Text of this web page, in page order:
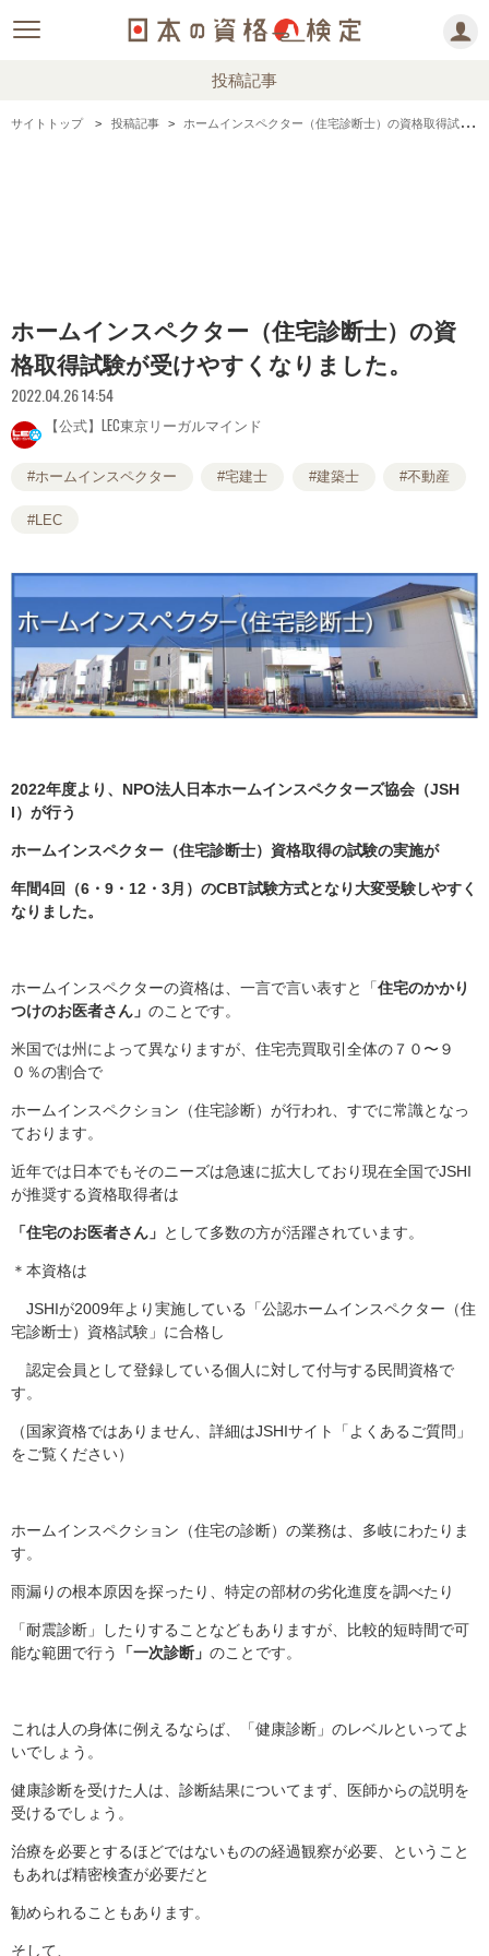
投稿記事
サイトトップ 投稿記事 ホームインスペクター（住宅診断士）の資格取得試験が受けやすくなりました。
ホームインスペクター（住宅診断士）の資
格取得試験が受けやすくなりました。
2022.04.26 14:54
【公式】LEC東京リーガルマインド
#ホームインスペクター #宅建士 #建築士 #不動産
#LEC
​​2022年度より、NPO法人日本ホームインスペクターズ協会（JSH
I）が行う
ホームインスペクター（住宅診断士）資格取得の試験の実施が
年間4回（6・9・12・3月）のCBT試験方式となり大変受験しやすく
なりました。
ホームインスペクターの資格は、一言で言い表すと「住宅のかかり
つけのお医者さん」 のことです。
米国では州によって異なりますが、住宅売買取引全体の７０〜９
０％の割合で
ホームインスペクション（住宅診断）が行われ、すでに常識となっ
ております。
近年では日本でもそのニーズは急速に拡大しており現在全国でJSHI
が推奨する資格取得者は
「住宅のお医者さん」 として多数の方が活躍されています。
＊本資格は
JSHIが2009年より実施している「公認ホームインスペクター（住
宅診断士）資格試験」に合格し
認定会員として登録している個人に対して付与する民間資格で
す。
（国家資格ではありません、詳細はJSHIサイト「よくあるご質問」
をご覧ください）
ホームインスペクション（住宅の診断）の業務は、多岐にわたりま
す。
雨漏りの根本原因を探ったり、特定の部材の劣化進度を調べたり
「耐震診断」したりすることなどもありますが、比較的短時間で可
能な範囲で行う
「一次診断」 のことです。
これは人の身体に例えるならば、「健康診断」のレベルといってよ
いでしょう。
健康診断を受けた人は、診断結果についてまず、医師からの説明を
受けるでしょう。
治療を必要とするほどではないものの経過観察が必要、ということ
もあれば精密検査が必要だと
勧められることもあります。
そして、